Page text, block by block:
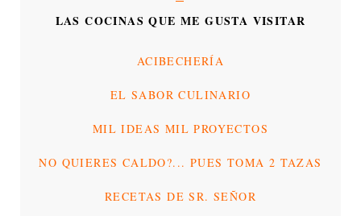
LAS COCINAS QUE ME GUSTA VISITAR
ACIBECHERÍA
EL SABOR CULINARIO
MIL IDEAS MIL PROYECTOS
NO QUIERES CALDO?... PUES TOMA 2 TAZAS
RECETAS DE SR. SEÑOR